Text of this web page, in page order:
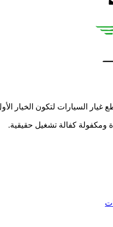
السيارات لتكون الخيار الأول
ومكفولة كفالة تشغيل حقيقية.